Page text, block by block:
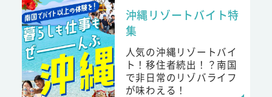
沖縄リゾートバイト特
集
人気の沖縄リゾートバイ
ト！移住者続出！？南国
で非日常のリゾバライフ
が味わえる！